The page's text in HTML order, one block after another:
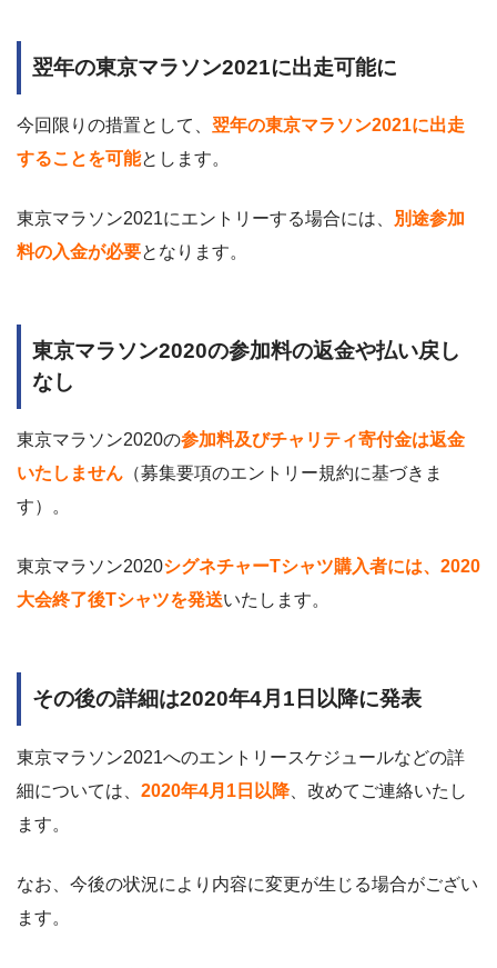
翌年の東京マラソン2021に出走可能に
今回限りの措置として、 翌年の東京マラソン2021に出走
することを可能とします。
東京マラソン2021にエントリーする場合には、
別途参加
料の入金が必要となります。
東京マラソン2020の参加料の返金や払い戻し
なし
東京マラソン2020の参加料及びチャリティ寄付金は返金
いたしません （募集要項のエントリー規約に基づきま
す）。
東京マラソン2020シグネチャーTシャツ購入者には、2020
大会終了後Tシャツを発送いたします。
その後の詳細は2020年4月1日以降に発表
東京マラソン2021へのエントリースケジュールなどの詳
細については、 2020年4月1日以降、改めてご連絡いたし
ます。
なお、今後の状況により内容に変更が生じる場合がござい
ます。